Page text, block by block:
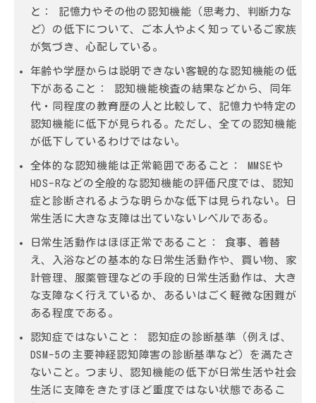
と：
記憶力やその他の認知機能（思考力、判断力な
ど）の低下について、ご本人やよく知っているご家族
が気づき、心配している。
年齢や学歴からは説明できない客観的な認知機能の低
下があること：
認知機能検査の結果などから、同年
代・同程度の教育歴の人と比較して、記憶力や特定の
認知機能に低下が見られる。ただし、全ての認知機能
が低下しているわけではない。
全体的な認知機能は正常範囲であること：
MMSEや
HDS-Rなどの全般的な認知機能の評価尺度では、認知
症と診断されるような明らかな低下は見られない。日
常生活に大きな支障は出ていないレベルである。
日常生活動作はほぼ正常であること：
食事、着替
え、入浴などの基本的な日常生活動作や、買い物、家
計管理、服薬管理などの手段的日常生活動作は、大き
な支障なく行えているか、あるいはごく軽微な困難が
ある程度である。
認知症ではないこと：
認知症の診断基準（例えば、
DSM-5の主要神経認知障害の診断基準など）を満たさ
ないこと。つまり、認知機能の低下が日常生活や社会
生活に支障をきたすほど重度ではない状態であるこ